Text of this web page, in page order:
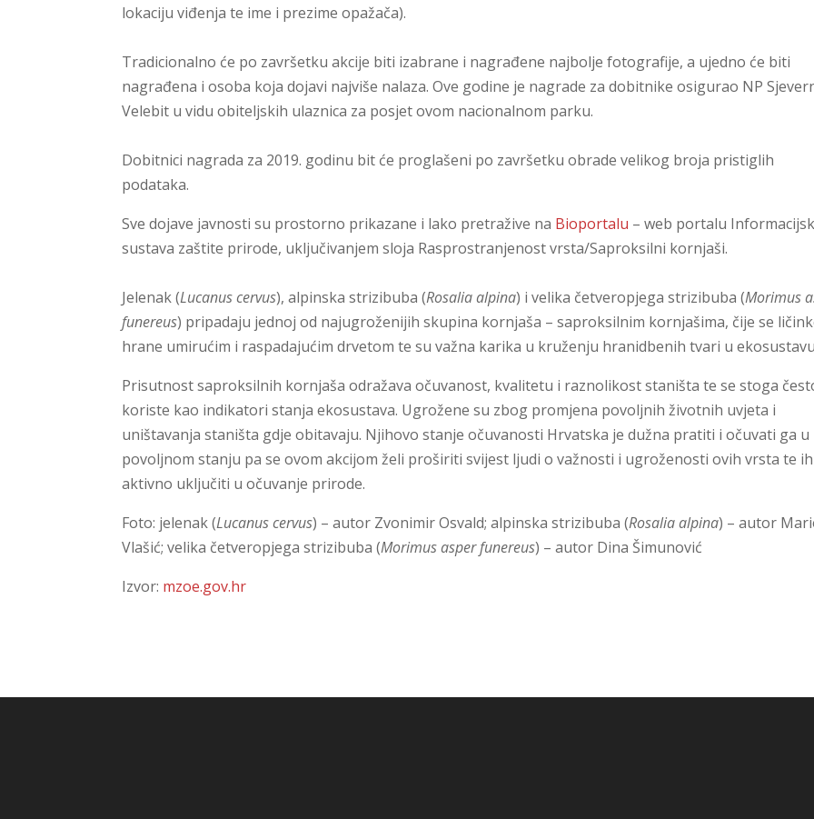
lokaciju viđenja te ime i prezime opažača).
Tradicionalno će po završetku akcije biti izabrane i nagrađene najbolje fotografije, a ujedno će biti
nagrađena i osoba koja dojavi najviše nalaza. Ove godine je nagrade za dobitnike osigurao NP
Velebit u vidu obiteljskih ulaznica za posjet ovom nacionalnom parku.
Dobitnici nagrada za 2019. godinu bit će proglašeni po završetku obrade velikog broja pristiglih
podataka.
Sve dojave javnosti su prostorno prikazane i lako pretražive na Bioportalu – web portalu
sustava zaštite prirode, uključivanjem sloja Rasprostranjenost vrsta/Saproksilni kornjaši.
Jelenak (Lucanus cervus), alpinska strizibuba (Rosalia alpina) i velika četveropjega strizibuba (Morimus
funereus) pripadaju jednoj od najugroženijih skupina kornjaša – saproksilnim kornjašima, čije se
hrane umirućim i raspadajućim drvetom te su važna karika u kruženju hranidbenih tvari u
Prisutnost saproksilnih kornjaša odražava očuvanost, kvalitetu i raznolikost staništa te se stoga
koriste kao indikatori stanja ekosustava. Ugrožene su zbog promjena povoljnih životnih uvjeta i
uništavanja staništa gdje obitavaju. Njihovo stanje očuvanosti Hrvatska je dužna pratiti i očuvati ga u
povoljnom stanju pa se ovom akcijom želi proširiti svijest ljudi o važnosti i ugroženosti ovih vrsta te
aktivno uključiti u očuvanje prirode.
Foto: jelenak (Lucanus cervus) – autor Zvonimir Osvald; alpinska strizibuba (Rosalia alpina) – autor
Vlašić; velika četveropjega strizibuba (Morimus asper funereus) – autor Dina Šimunović
Izvor: mzoe.gov.hr